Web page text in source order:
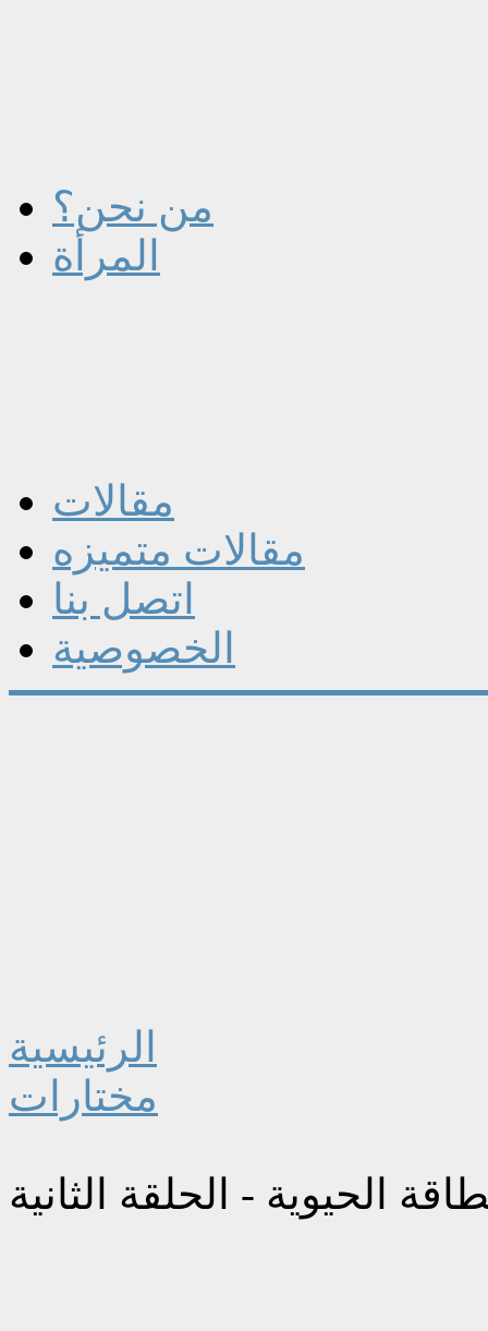
من نحن؟
المرأة
مقالات
مقالات متميزه
اتصل بنا
الخصوصية
الرئيسية
مختارات
الحيوية - الحلقة الثانية